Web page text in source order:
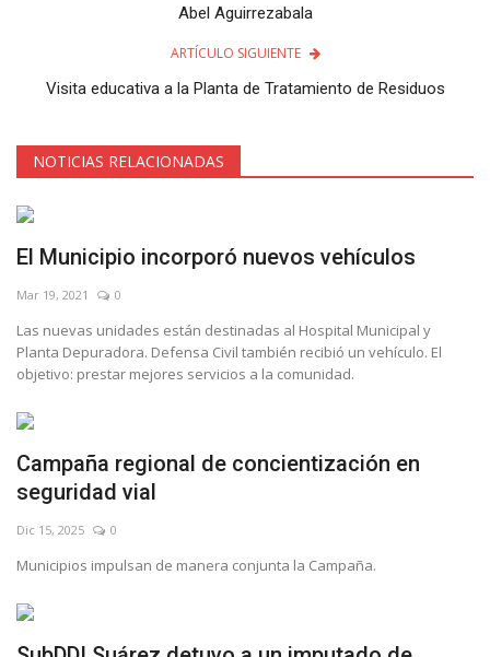
Abel Aguirrezabala
ARTÍCULO SIGUIENTE
Visita educativa a la Planta de Tratamiento de Residuos
NOTICIAS RELACIONADAS
El Municipio incorporó nuevos vehículos
Mar 19, 2021 0
Las nuevas unidades están destinadas al Hospital Municipal y
Planta Depuradora. Defensa Civil también recibió un vehículo. El
objetivo: prestar mejores servicios a la comunidad.
Campaña regional de concientización en
seguridad vial
Dic 15, 2025 0
Municipios impulsan de manera conjunta la Campaña.